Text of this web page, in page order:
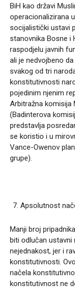
BiH kao državi
operacionalizirana
socijalistički ustavi
stanovnika Bosne i
raspodjelu javnih
ali je nedvojbeno
svakog od tri
konstitutivnosti
pojedinim njenim
Arbitražna komisija
(Badinterova
predstavlja
se koristio i u
Vance-Owenov
grupe).
Apsolutnost
Manji broj
biti odlučan ustavni
nejednakost, jer i
konstitutivnosti.
načela
konstitutivnost ne